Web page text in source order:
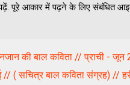
पूरे आकार में पढ़ने के लिए संबंधित
की बाल कविता // प्राची - जून
// ( सचित्र बाल कविता संग्रह) //